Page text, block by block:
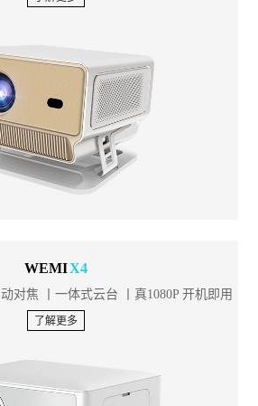
WEMIX4
对焦 丨一体式云台 丨真1080P 开机即用
了解更多